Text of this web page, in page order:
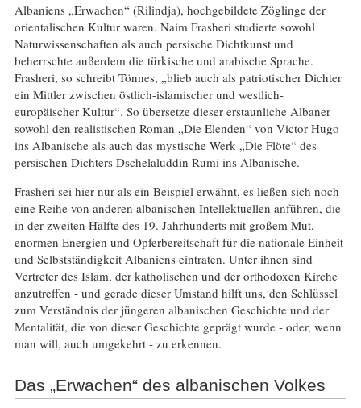
Albaniens „Erwachen“ (Rilindja), hochgebildete Zöglinge der
orientalischen Kultur waren. Naim Frasheri studierte sowohl
Naturwissenschaften als auch persische Dichtkunst und
beherrschte außerdem die türkische und arabische Sprache.
Frasheri, so schreibt Tönnes, „blieb auch als patriotischer Dichter
ein Mittler zwischen östlich-islamischer und westlich-
europäischer Kultur“. So übersetze dieser erstaunliche Albaner
sowohl den realistischen Roman „Die Elenden“ von Victor Hugo
ins Albanische als auch das mystische Werk „Die Flöte“ des
persischen Dichters Dschelaluddin Rumi ins Albanische.
Frasheri sei hier nur als ein Beispiel erwähnt, es ließen sich noch
eine Reihe von anderen albanischen Intellektuellen anführen, die
in der zweiten Hälfte des 19. Jahrhunderts mit großem Mut,
enormen Energien und Opferbereitschaft für die nationale Einheit
und Selbstständigkeit Albaniens eintraten. Unter ihnen sind
Vertreter des Islam, der katholischen und der orthodoxen Kirche
anzutreffen - und gerade dieser Umstand hilft uns, den Schlüssel
zum Verständnis der jüngeren albanischen Geschichte und der
Mentalität, die von dieser Geschichte geprägt wurde - oder, wenn
man will, auch umgekehrt - zu erkennen.
Das „Erwachen“ des albanischen Volkes